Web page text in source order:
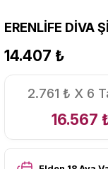
ERENLİFE DİVA
14.407 ₺
2.761 ₺ X 6
16.567